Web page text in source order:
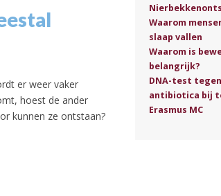
er weer vaker
hoest de ander
kunnen ze ontstaan?
Waarom
slaap vallen
Waarom is
belangrijk?
DNA-test
antibiotica bij
Erasmus MC